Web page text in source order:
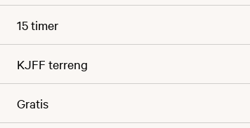
15 timer
KJFF terreng
Gratis